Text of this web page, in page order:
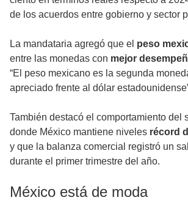
de los acuerdos entre gobierno y sector
La mandataria agregó que el peso
entre las monedas con mejor
“El peso mexicano es la segunda
apreciado frente al dólar
También destacó el comportamiento del
donde México mantiene niveles récord
y que la balanza comercial registró un
durante el primer trimestre del año.
México está de moda